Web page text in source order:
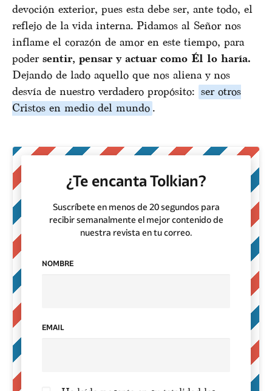
devoción exterior, pues esta debe ser, ante todo, el
reflejo de la vida interna. Pidamos al Señor nos
inflame el corazón de amor en este tiempo, para
poder sentir, pensar y actuar como Él lo haría.
Dejando de lado aquello que nos aliena y nos
desvía de nuestro verdadero propósito: ser otros
Cristos en medio del mundo .
¿Te encanta Tolkian?
Suscríbete en menos de 20 segundos para
recibir semanalmente el mejor contenido de
nuestra revista en tu correo.
NOMBRE
EMAIL